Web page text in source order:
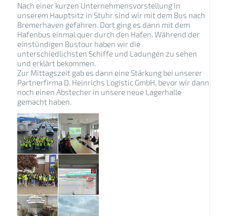
Nach einer kurzen Unternehmensvorstellung in
unserem Hauptsitz in Stuhr sind wir mit dem Bus nach
Bremerhaven gefahren. Dort ging es dann mit dem
Hafenbus einmal quer durch den Hafen. Während der
einstündigen Bustour haben wir die
unterschiedlichsten Schiffe und Ladungen zu sehen
und erklärt bekommen.
Zur Mittagszeit gab es dann eine Stärkung bei unserer
Partnerfirma D. Heinrichs Logistic GmbH, bevor wir dann
noch einen Abstecher in unsere neue Lagerhalle
gemacht haben.